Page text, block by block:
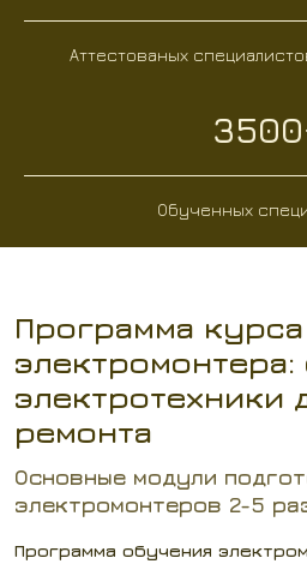
Аттестованых
Обученных
Программа курса
электромонтера:
электротехники
ремонта
Основные модули
электромонтеров 2-5
Программа обучения